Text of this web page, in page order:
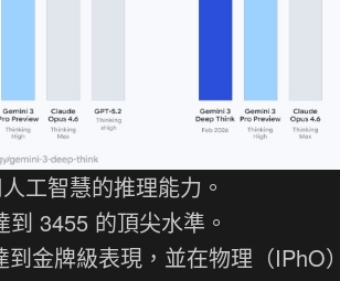
工智慧的推理能力。
3455 的頂尖水準。
金牌級表現，並在物理（IPhO